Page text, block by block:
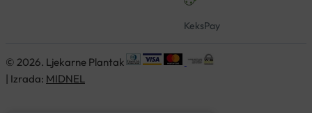
KeksPay
© 2026. Ljekarne Plantak
| Izrada: MIDNEL